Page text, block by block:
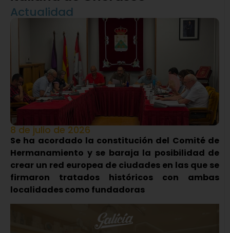
Actualidad
8 de julio de 2026
Se ha acordado la constitución del Comité de
Hermanamiento y se baraja la posibilidad de
crear un red europea de ciudades en las que se
firmaron tratados históricos con ambas
localidades como fundadoras